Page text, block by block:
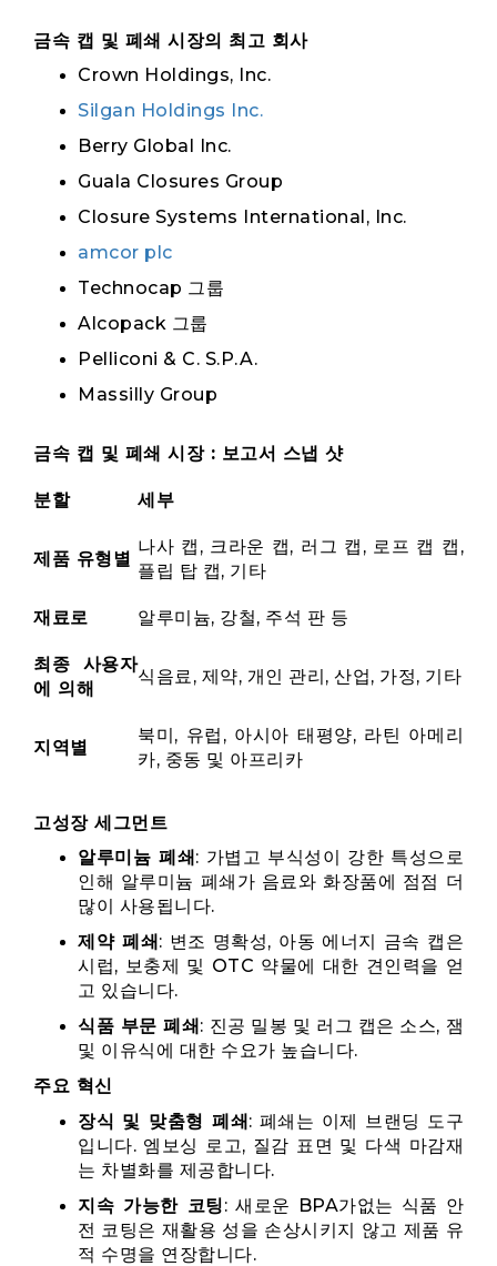
금속 캡 및 폐쇄 시장의 최고 회사
Crown Holdings, Inc.
Silgan Holdings Inc.
Berry Global Inc.
Guala Closures Group
Closure Systems International, Inc.
amcor plc
Technocap 그룹
Alcopack 그룹
Pelliconi & C. S.P.A.
Massilly Group
금속 캡 및 폐쇄 시장 : 보고서 스냅 샷
분할 세부
제품 유형별
나사 캡, 크라운 캡, 러그 캡, 로프 캡 캡,
플립 탑 캡, 기타
재료로 알루미늄, 강철, 주석 판 등
최종 사용자
에 의해
식음료, 제약, 개인 관리, 산업, 가정, 기타
지역별
북미, 유럽, 아시아 태평양, 라틴 아메리
카, 중동 및 아프리카
고성장 세그먼트
알루미늄 폐쇄: 가볍고 부식성이 강한 특성으로
인해 알루미늄 폐쇄가 음료와 화장품에 점점 더
많이 사용됩니다.
제약 폐쇄: 변조 명확성, 아동 에너지 금속 캡은
시럽, 보충제 및 OTC 약물에 대한 견인력을 얻
고 있습니다.
식품 부문 폐쇄: 진공 밀봉 및 러그 캡은 소스, 잼
및 이유식에 대한 수요가 높습니다.
주요 혁신
장식 및 맞춤형 폐쇄: 폐쇄는 이제 브랜딩 도구
입니다. 엠보싱 로고, 질감 표면 및 다색 마감재
는 차별화를 제공합니다.
지속 가능한 코팅: 새로운 BPA가없는 식품 안
전 코팅은 재활용 성을 손상시키지 않고 제품 유
적 수명을 연장합니다.